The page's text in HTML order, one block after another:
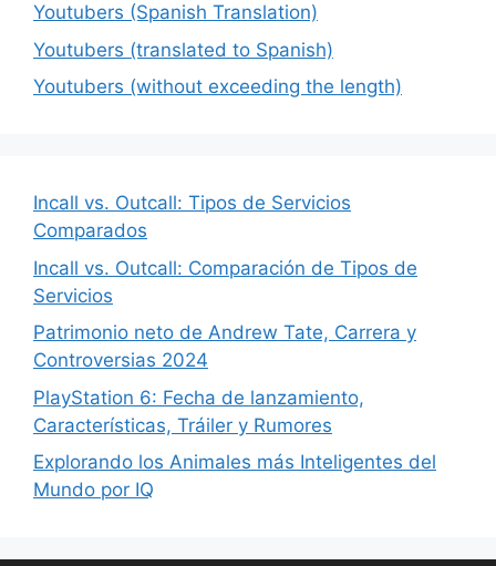
Youtubers (Spanish Translation)
Youtubers (translated to Spanish)
Youtubers (without exceeding the length)
Incall vs. Outcall: Tipos de Servicios
Comparados
Incall vs. Outcall: Comparación de Tipos de
Servicios
Patrimonio neto de Andrew Tate, Carrera y
Controversias 2024
PlayStation 6: Fecha de lanzamiento,
Características, Tráiler y Rumores
Explorando los Animales más Inteligentes del
Mundo por IQ